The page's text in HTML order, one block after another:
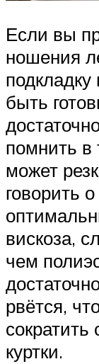
Если вы
ношения
быть
помнить в
может
говорить
вискоза,
чем
рвётся,
куртки.